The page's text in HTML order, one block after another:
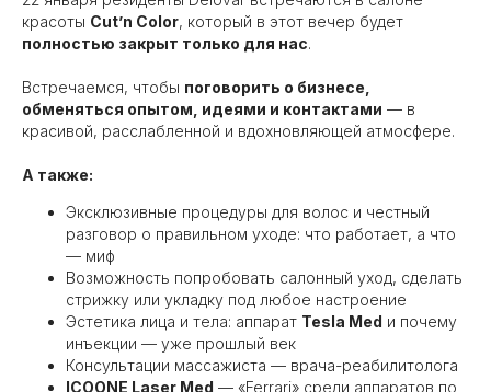
красоты Cut’n Color, который в этот вечер будет
полностью закрыт только для нас.
Встречаемся, чтобы поговорить о бизнесе,
обменяться опытом, идеями и контактами — в
красивой, расслабленной и вдохновляющей атмосфере.
А также:
Эксклюзивные процедуры для волос и честный
разговор о правильном уходе: что работает, а что
— миф
Возможность попробовать салонный уход, сделать
стрижку или укладку под любое настроение
Эстетика лица и тела: аппарат Tesla Med и почему
инъекции — уже прошлый век
Консультации массажиста — врача-реабилитолога
ICOONE Laser Med — «Ferrari» среди аппаратов по